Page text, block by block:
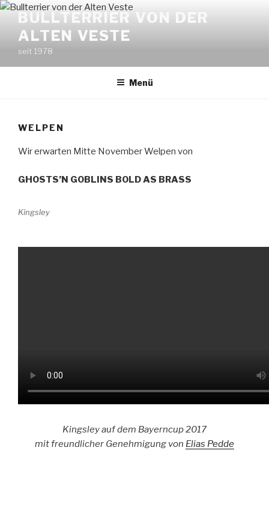
Zum
Inhalt
springen
BULLTERRIER VON DER
ALTEN VESTE
seit 1978
Menü
WELPEN
Wir erwarten Mitte November Welpen von
GHOSTS’N GOBLINS BOLD AS BRASS
Kingsley
Kingsley auf dem Bayerncup 2017
mit freundlicher Genehmigung von Elias Pedde